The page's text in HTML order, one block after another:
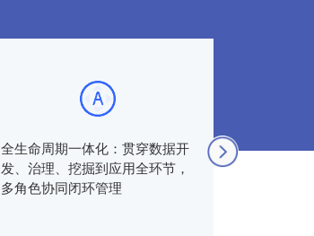
全生命周期一体化：贯穿数据开
发、治理、挖掘到应用全环节，
多角色协同闭环管理
场景化